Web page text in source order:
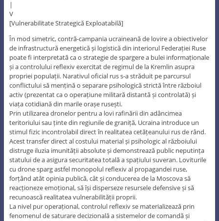
|
V
[Vulnerabilitate Strategică Exploatabilă]
În mod simetric, contră-campania ucraineană de lovire a obiectivelor
de infrastructură energetică și logistică din interiorul Federației Ruse
poate fi interpretată ca o strategie de spargere a bulei informaționale
și a controlului reflexiv exercitat de regimul de la Kremlin asupra
propriei populații. Narativul oficial rus s-a străduit pe parcursul
conflictului să mențină o separare psihologică strictă între războiul
activ (prezentat ca o operațiune militară distantă și controlată) și
viața cotidiană din marile orașe rusești.
Prin utilizarea dronelor pentru a lovi rafinării din adâncimea
teritoriului sau ținte din regiunile de graniță, Ucraina introduce un
stimul fizic incontrolabil direct în realitatea cetățeanului rus de rând.
Acest transfer direct al costului material și psihologic al războiului
distruge iluzia imunității absolute și demonstrează public neputința
statului de a asigura securitatea totală a spațiului suveran. Loviturile
cu drone sparg astfel monopolul reflexiv al propagandei ruse,
forțând atât opinia publică, cât și conducerea de la Moscova să
reacționeze emoțional, să își disperseze resursele defensive și să
recunoască realitatea vulnerabilității proprii.
La nivel pur operațional, controlul reflexiv se materializează prin
fenomenul de saturare decizională a sistemelor de comandă și